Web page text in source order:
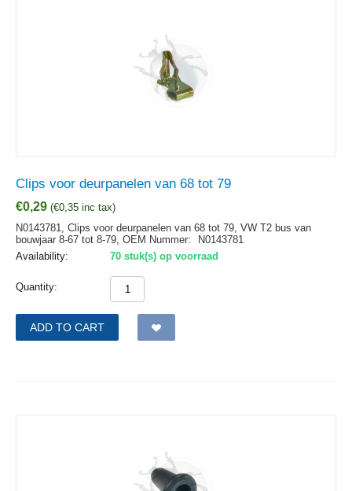
Clips voor deurpanelen van 68 tot 79
€0,29 (€0,35 inc tax)
N0143781, Clips voor deurpanelen van 68 tot 79, VW T2 bus van
bouwjaar 8-67 tot 8-79, OEM Nummer:
N0143781
Availability:
70 stuk(s) op voorraad
Quantity:
ADD TO CART